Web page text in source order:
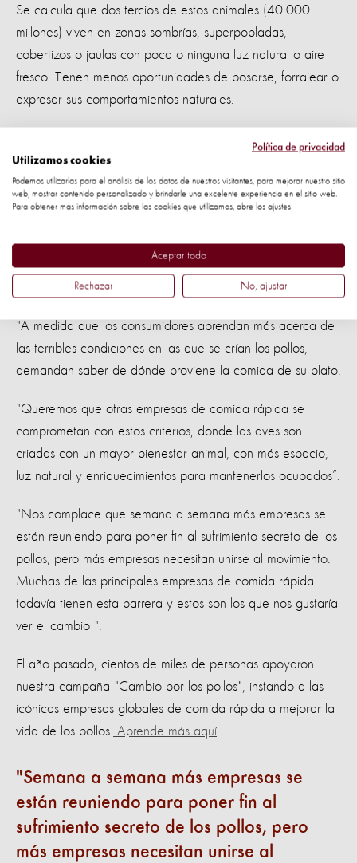
Se calcula que dos tercios de estos animales (40.000
millones) viven en zonas sombrías, superpobladas,
cobertizos o jaulas con poca o ninguna luz natural o aire
fresco. Tienen menos oportunidades de posarse, forrajear o
expresar sus comportamientos naturales.
encuestados dijeron que no comprarían pollo de una
cadena de comida rápida si supieran que habían sufrido
serios problemas de salud debido a que vivían en una
Jonty Whittleton, nuestro director global de animales de
granja, dijo:
"A medida que los consumidores aprendan más acerca de
las terribles condiciones en las que se crían los pollos,
demandan saber de dónde proviene la comida de su plato.
"Queremos que otras empresas de comida rápida se
comprometan con estos criterios, donde las aves son
criadas con un mayor bienestar animal, con más espacio,
luz natural y enriquecimientos para mantenerlos ocupados”.
"Nos complace que semana a semana más empresas se
están reuniendo para poner fin al sufrimiento secreto de los
pollos, pero más empresas necesitan unirse al movimiento.
Muchas de las principales empresas de comida rápida
todavía tienen esta barrera y estos son los que nos gustaría
ver el cambio ".
El año pasado, cientos de miles de personas apoyaron
nuestra campaña "Cambio por los pollos", instando a las
icónicas empresas globales de comida rápida a mejorar la
vida de los pollos. Aprende más aquí
Semana a semana más empresas se
están reuniendo para poner fin al
sufrimiento secreto de los pollos, pero
más empresas necesitan unirse al
Política de privacidad
Utilizamos cookies
Podemos utilizarlas para el análisis de los datos de nuestros visitantes, para mejorar nuestro sitio
web, mostrar contenido personalizado y brindarle una excelente experiencia en el sitio web.
Para obtener más información sobre las cookies que utilizamos, abre los ajustes.
Aceptar todo
Rechazar No, ajustar